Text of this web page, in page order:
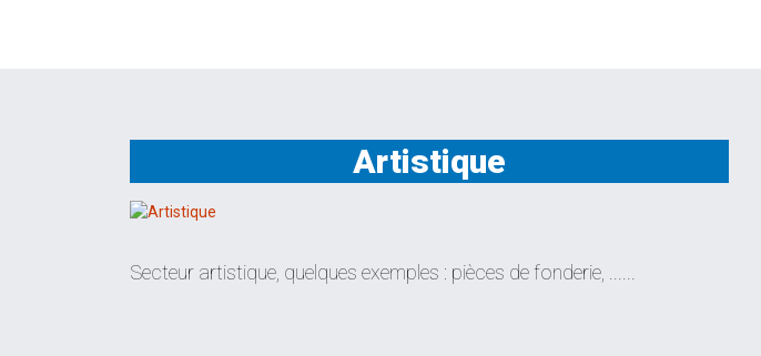
Artistique
Secteur artistique, quelques exemples : pièces de fonderie, ......